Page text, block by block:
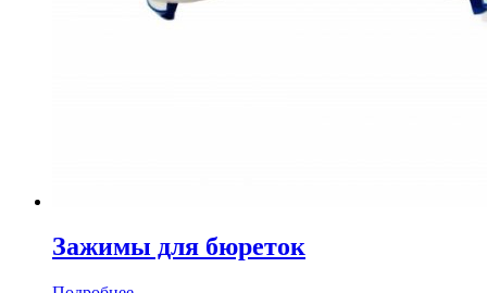
Зажимы для бюреток